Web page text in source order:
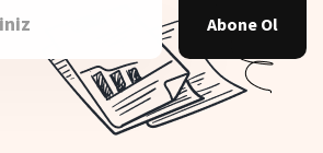
Abone Ol